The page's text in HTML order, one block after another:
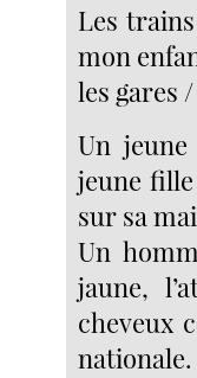
Les
mon
les gares
Un
jeune
sur sa
Un
jaune,
cheveux
nationale.